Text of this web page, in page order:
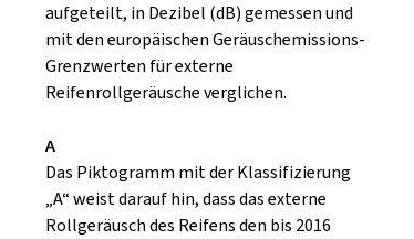
aufgeteilt, in Dezibel (dB) gemessen und
mit den europäischen Geräuschemissions-
Grenzwerten für externe
Reifenrollgeräusche verglichen.
A
Das Piktogramm mit der Klassifizierung
„A“ weist darauf hin, dass das externe
Rollgeräusch des Reifens den bis 2016